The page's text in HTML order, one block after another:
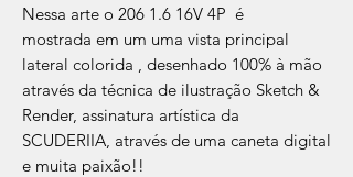
Nessa arte o 206 1.6 16V 4P é
mostrada em um uma vista principal
lateral colorida , desenhado 100% à mão
através da técnica de ilustração Sketch &
Render, assinatura artística da
SCUDERIIA, através de uma caneta digital
e muita paixão!!